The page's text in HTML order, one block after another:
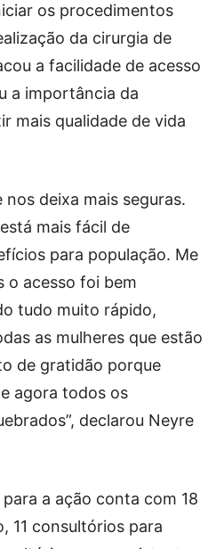
os procedimentos
da cirurgia de
a facilidade de acesso
a importância da
mais qualidade de vida
deixa mais seguras.
mais fácil de
para população. Me
o acesso foi bem
tudo muito rápido,
as mulheres que estão
de gratidão porque
agora todos os
declarou Neyre
a ação conta com 18
11 consultórios para